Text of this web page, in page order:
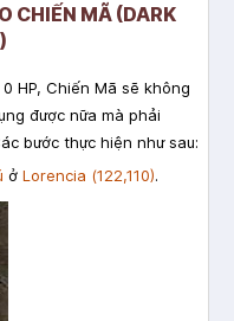
CHIẾN MÃ (DARK
HP, Chiến Mã sẽ không
được nữa mà phải
bước thực hiện như sau:
ở Lorencia (122,110).